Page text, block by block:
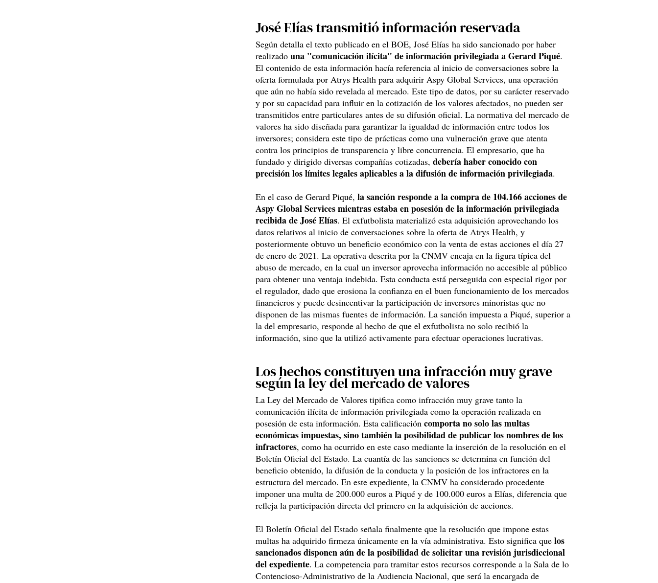
José Elías transmitió información reservada
Según detalla el texto publicado en el BOE, José Elías ha sido sancionado por haber
realizado una "comunicación ilícita" de información privilegiada a Gerard Piqué.
El contenido de esta información hacía referencia al inicio de conversaciones sobre la
oferta formulada por Atrys Health para adquirir Aspy Global Services, una operación
que aún no había sido revelada al mercado. Este tipo de datos, por su carácter reservado
y por su capacidad para influir en la cotización de los valores afectados, no pueden ser
transmitidos entre particulares antes de su difusión oficial. La normativa del mercado de
valores ha sido diseñada para garantizar la igualdad de información entre todos los
inversores; considera este tipo de prácticas como una vulneración grave que atenta
contra los principios de transparencia y libre concurrencia. El empresario, que ha
fundado y dirigido diversas compañías cotizadas, debería haber conocido con
precisión los límites legales aplicables a la difusión de información privilegiada.
En el caso de Gerard Piqué, la sanción responde a la compra de 104.166 acciones de
Aspy Global Services mientras estaba en posesión de la información privilegiada
recibida de José Elías. El exfutbolista materializó esta adquisición aprovechando los
datos relativos al inicio de conversaciones sobre la oferta de Atrys Health, y
posteriormente obtuvo un beneficio económico con la venta de estas acciones el día 27
de enero de 2021. La operativa descrita por la CNMV encaja en la figura típica del
abuso de mercado, en la cual un inversor aprovecha información no accesible al público
para obtener una ventaja indebida. Esta conducta está perseguida con especial rigor por
el regulador, dado que erosiona la confianza en el buen funcionamiento de los mercados
financieros y puede desincentivar la participación de inversores minoristas que no
disponen de las mismas fuentes de información. La sanción impuesta a Piqué, superior a
la del empresario, responde al hecho de que el exfutbolista no solo recibió la
información, sino que la utilizó activamente para efectuar operaciones lucrativas.
Los hechos constituyen una infracción muy grave
según la ley del mercado de valores
La Ley del Mercado de Valores tipifica como infracción muy grave tanto la
comunicación ilícita de información privilegiada como la operación realizada en
posesión de esta información. Esta calificación comporta no solo las multas
económicas impuestas, sino también la posibilidad de publicar los nombres de los
infractores, como ha ocurrido en este caso mediante la inserción de la resolución en el
Boletín Oficial del Estado. La cuantía de las sanciones se determina en función del
beneficio obtenido, la difusión de la conducta y la posición de los infractores en la
estructura del mercado. En este expediente, la CNMV ha considerado procedente
imponer una multa de 200.000 euros a Piqué y de 100.000 euros a Elías, diferencia que
refleja la participación directa del primero en la adquisición de acciones.
El Boletín Oficial del Estado señala finalmente que la resolución que impone estas
multas ha adquirido firmeza únicamente en la vía administrativa. Esto significa que los
sancionados disponen aún de la posibilidad de solicitar una revisión jurisdiccional
del expediente. La competencia para tramitar estos recursos corresponde a la Sala de lo
Contencioso-Administrativo de la Audiencia Nacional, que será la encargada de